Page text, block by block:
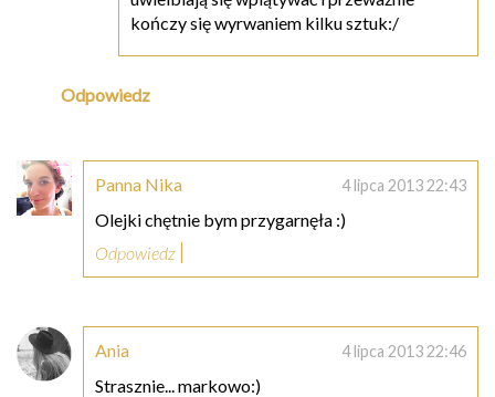
kończy się wyrwaniem kilku sztuk:/
Odpowiedz
Panna Nika 4 lipca 2013 22:43
Olejki chętnie bym przygarnęła :)
Odpowiedz
Ania 4 lipca 2013 22:46
Strasznie... markowo:)